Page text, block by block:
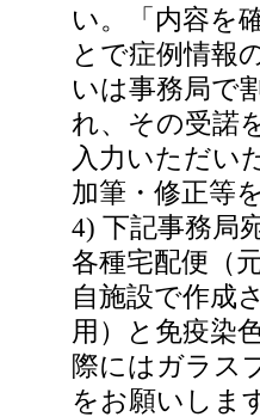
い。「内容を
とで症例情報
いは事務局で
れ、その受諾
入力いただい
加筆・修正等
4) 下記事務局
各種宅配便（
自施設で作成
用）と免疫染
際にはガラス
をお願いしま